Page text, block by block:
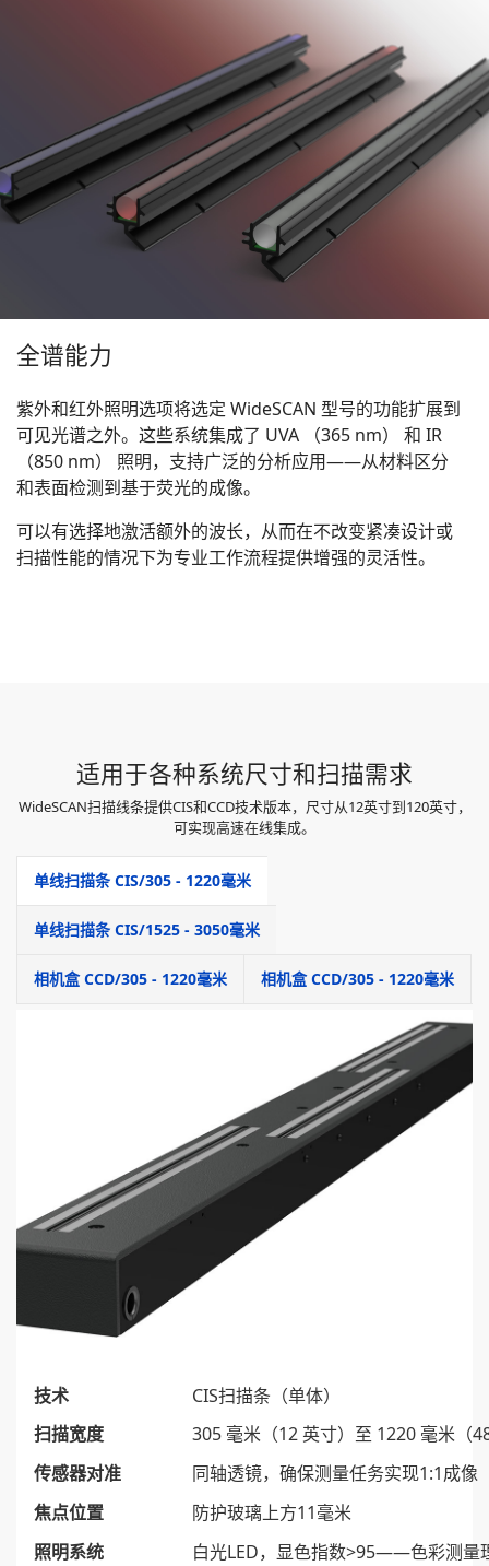
全谱能力
紫外和红外照明选项将选定 WideSCAN 型号的功能扩展到
可见光谱之外。这些系统集成了 UVA （365 nm） 和 IR
（850 nm） 照明，支持广泛的分析应用——从材料区分
和表面检测到基于荧光的成像。
可以有选择地激活额外的波长，从而在不改变紧凑设计或
扫描性能的情况下为专业工作流程提供增强的灵活性。
适用于各种系统尺寸和扫描需求
WideSCAN扫描线条提供CIS和CCD技术版本，尺寸从12英寸到120英寸，
可实现高速在线集成。
单线扫描条 CIS/305 - 1220毫米
单线扫描条 CIS/1525 - 3050毫米
相机盒 CCD/305 - 1220毫米 相机盒 CCD/305 - 1220毫米
技术
CIS扫描条（单体）
扫描宽度
305 毫米（12 英寸）至 1220 毫米（
传感器对准
同轴透镜，确保测量任务实现1:1成像
焦点位置
防护玻璃上方11毫米
照明系统
白光LED，显色指数>95——色彩测量